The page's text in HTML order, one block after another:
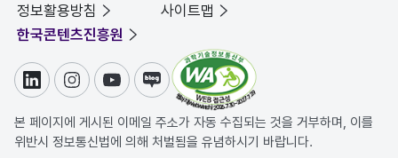
정보활용방침
사이트맵
한국콘텐츠진흥원
링크드인인스타그램
유튜브블로그
본 페이지에 게시된 이메일 주소가 자동 수집되는 것을 거부하며, 이를
위반시 정보통신법에 의해 처벌됨을 유념하시기 바랍니다.